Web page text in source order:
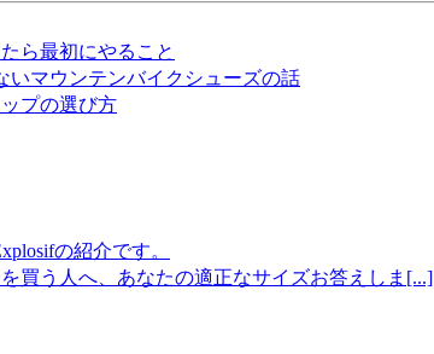
ら最初にやること
いマウンテンバイクシューズの話
プの選び方
の紹介です。
買う人へ、あなたの適正なサイズお答えしま[...]